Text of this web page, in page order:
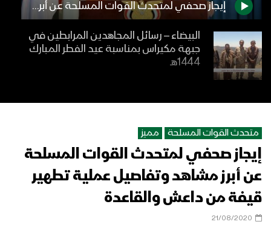
إيجاز صحفي لمتحدث القوات المسلحة عن أبرز مشاهد وتفاصيل عملية تطهير قيفة من داعش والقاعدة
البيضاء – رسائل المجاهدين المرابطين في
جبهة مكيراس بمناسبة عيد الفطر المبارك
1444هـ
ميادين الجهاد – (تحرير مديريتي الصومعة
ومسورة) – #عملية_فجر_الحرية – البيضاء
متحدث القوات المسلحة مميز
إيجاز صحفي لمتحدث القوات المسلحة
عن أبرز مشاهد وتفاصيل عملية تطهير
قيفة من داعش والقاعدة
21/08/2020